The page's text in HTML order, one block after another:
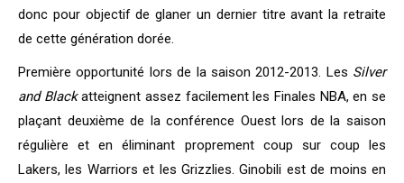
donc pour objectif de glaner un dernier titre avant la retraite
de cette génération dorée.
Première opportunité lors de la saison 2012-2013. Les Silver
and Blackatteignent assez facilement les Finales NBA, en se
plaçant deuxième de la conférence Ouest lors de la saison
régulière et en éliminant proprement coup sur coup les
Lakers, les Warriors et les Grizzlies. Ginobili est de moins en